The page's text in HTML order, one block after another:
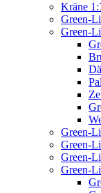
Kräne
Green-
Green-
Green-
Green-
Green-
Green-